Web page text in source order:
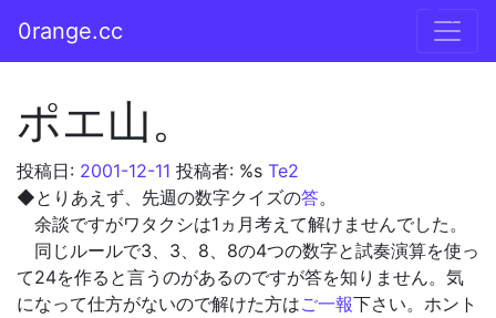
メインナビゲーション
0range.cc
ポエ山。
投稿日: 2001-12-11 投稿者: %s Te2
◆とりあえず、先週の数字クイズの答。
余談ですがワタクシは1ヵ月考えて解けませんでした。
同じルールで3、3、8、8の4つの数字と試奏演算を使っ
て24を作ると言うのがあるのですが答を知りません。気
になって仕方がないので解けた方はご一報下さい。ホント